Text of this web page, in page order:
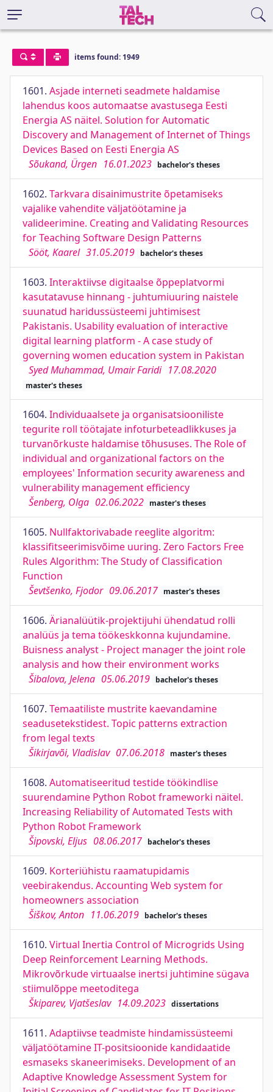
items found: 1949
1601. Asjade interneti seadmete haldamise
lahendus koos automaatse avastusega Eesti
Energia AS näitel. Solution for Automatic
Discovery and Management of Internet of Things
Devices Based on Eesti Energia AS
Sõukand, Ürgen 16.01.2023 bachelor's theses
1602. Tarkvara disainimustrite õpetamiseks
vajalike vahendite väljatöötamine ja
valideerimine. Creating and Validating Resources
for Teaching Software Design Patterns
Sööt, Kaarel 31.05.2019 bachelor's theses
1603. Interaktiivse digitaalse õppeplatvormi
kasutatavuse hinnang - juhtumiuuring naistele
suunatud haridussüsteemi juhtimisest
Pakistanis. Usability evaluation of interactive
digital learning platform - A case study of
governing women education system in Pakistan
Syed Muhammad, Umair Faridi 17.08.2020
master's theses
1604. Individuaalsete ja organisatsiooniliste
tegurite roll töötajate infoturbeteadlikkuses ja
turvanõrkuste haldamise tõhususes. The Role of
individual and organizational factors on the
employees' Information security awareness and
vulnerability management efficiency
Šenberg, Olga 02.06.2022 master's theses
1605. Nullfaktorivabade reeglite algoritm:
klassifitseerimisvõime uuring. Zero Factors Free
Rules Algorithm: The Study of Classification
Function
Ševtšenko, Fjodor 09.06.2017 master's theses
1606. Ärianalüütik-projektijuhi ühendatud rolli
analüüs ja tema töökeskkonna kujundamine.
Buisness analyst - Project manager the joint role
analysis and how their environment works
Šibalova, Jelena 05.06.2019 bachelor's theses
1607. Temaatiliste mustrite kaevandamine
seadusetekstidest. Topic patterns extraction
from legal texts
Šikirjavõi, Vladislav 07.06.2018 master's theses
1608. Automatiseeritud testide töökindlise
suurendamine Python Robot frameworki näitel.
Increasing Reliability of Automated Tests with
Python Robot Framework
Šipovski, Eljus 08.06.2017 bachelor's theses
1609. Korteriühistu raamatupidamis
veebirakendus. Accounting Web system for
homeowners association
Šiškov, Anton 11.06.2019 bachelor's theses
1610. Virtual Inertia Control of Microgrids Using
Deep Reinforcement Learning Methods.
Mikrovõrkude virtuaalse inertsi juhtimine sügava
stiimulõppe meetoditega
Škiparev, Vjatšeslav 14.09.2023 dissertations
1611. Adaptiivse teadmiste hindamissüsteemi
väljatöötamine IT-positsioonide kandidaatide
esmaseks skaneerimiseks. Development of an
Adaptive Knowledge Assessment System for